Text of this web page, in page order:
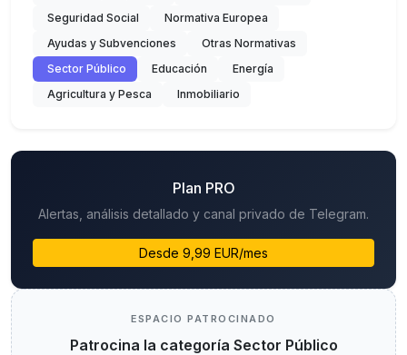
Seguridad Social
Normativa Europea
Ayudas y Subvenciones
Otras Normativas
Sector Público
Educación
Energía
Agricultura y Pesca
Inmobiliario
Plan PRO
Alertas, análisis detallado y canal privado de Telegram.
Desde 9,99 EUR/mes
ESPACIO PATROCINADO
Patrocina la categoría Sector Público